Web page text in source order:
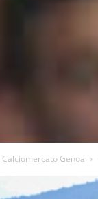
Calciomercato Genoa